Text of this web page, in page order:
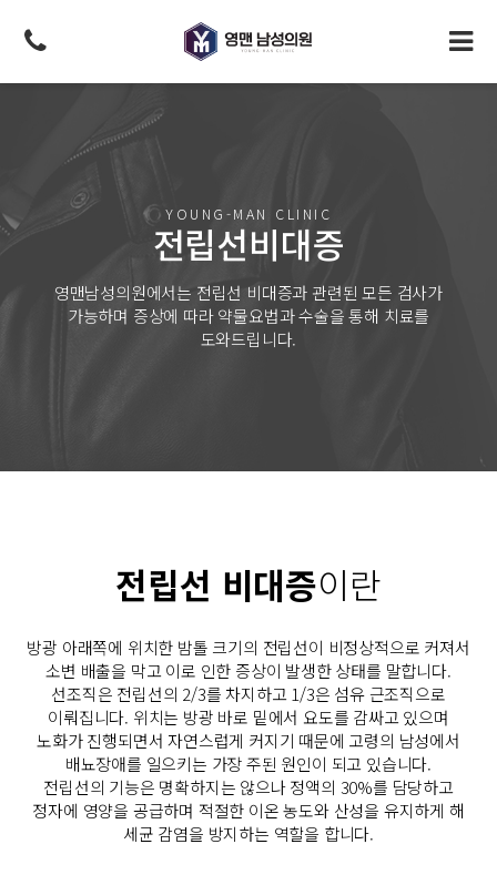
YOUNG-MAN CLINIC
전립선비대증
영맨남성의원에서는 전립선 비대증과 관련된모든 검사가
가능하며 증상에 따라 약물요법과수술을 통해 치료를
도와드립니다.
전립선 비대증이란
방광 아래쪽에 위치한 밤톨 크기의 전립선이 비정상적으로 커져서
소변 배출을 막고이로 인한 증상이 발생한 상태를 말합니다.
선조직은 전립선의 2/3를 차지하고 1/3은 섬유 근조직으로
이뤄집니다. 위치는 방광 바로 밑에서 요도를 감싸고 있으며
노화가 진행되면서 자연스럽게 커지기 때문에 고령의 남성에서
배뇨장애를 일으키는 가장 주된 원인이 되고 있습니다.
전립선의 기능은 명확하지는 않으나 정액의 30%를 담당하고
정자에 영양을 공급하며 적절한 이온 농도와 산성을 유지하게 해
세균 감염을 방지하는 역할을 합니다.